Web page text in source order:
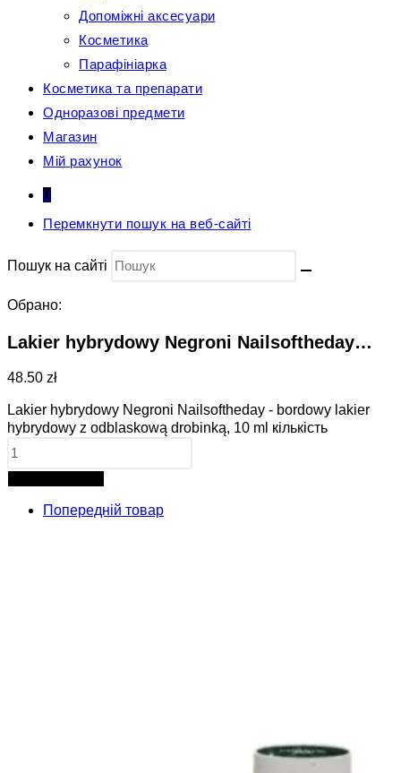
Допоміжні аксесуари
Косметика
Парафініарка
Косметика та препарати
Одноразові предмети
Магазин
Мій рахунок
0
Перемкнути пошук на веб-сайті
Пошук на сайті
Обрано:
Lakier hybrydowy Negroni Nailsoftheday…
48.50 zł
Lakier hybrydowy Negroni Nailsoftheday - bordowy lakier
hybrydowy z odblaskową drobinką, 10 ml кількість
Попередній товар